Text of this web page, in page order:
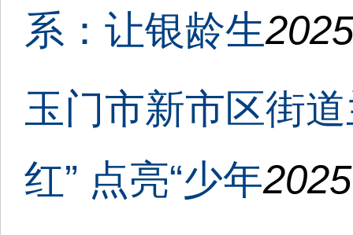
系：让银龄生
玉门市新市区街
红” 点亮“少年